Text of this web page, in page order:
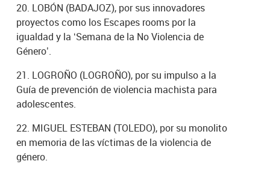
20. LOBÓN (BADAJOZ), por sus innovadores
proyectos como los Escapes rooms por la
igualdad y la ‘Semana de la No Violencia de
Género’.
21. LOGROÑO (LOGROÑO), por su impulso a la
Guía de prevención de violencia machista para
adolescentes.
22. MIGUEL ESTEBAN (TOLEDO), por su monolito
en memoria de las víctimas de la violencia de
género.